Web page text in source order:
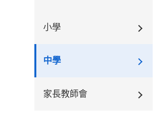
小學
中學
家長教師會